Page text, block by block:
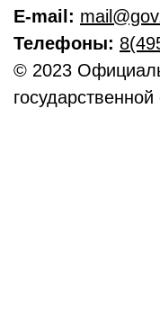
E-mail:
Телефоны:
© 2023